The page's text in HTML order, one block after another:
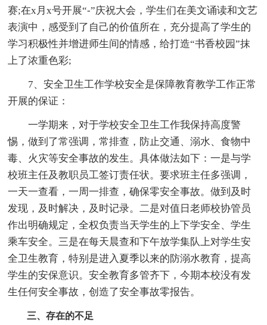
赛;在x月x号开展“-”庆祝大会，学生们在美文诵读和文艺
表演中，感受到了自己的价值所在，充分提高了学生的
学习积极性并增进师生间的情感，给打造“书香校园”抹
上了浓重色彩;
7、安全卫生工作学校安全是保障教育教学工作正常
开展的保证：
一学期来，对于学校安全卫生工作我保持高度警
惕，做到了常强调，常排查，防止交通、溺水、食物中
毒、火灾等安全事故的发生。具体做法如下：一是与学
校班主任及教职员工签订责任状。要求班主任多强调，
一天一查看，一周一排查，确保零安全事故。做到及时
发现，及时解决，及时记录。二是对值日老师校协管员
作出明确规定，全权负责当天学生的上下学安全、学生
乘车安全。三是在每天晨查和下午放学集队上对学生安
全卫生教育，特别是进入夏季以来的防溺水教育，提高
学生的安保意识。安全教育多管齐下，今期本校没有发
生任何安全事故，创造了安全事故零报告。
三、存在的不足